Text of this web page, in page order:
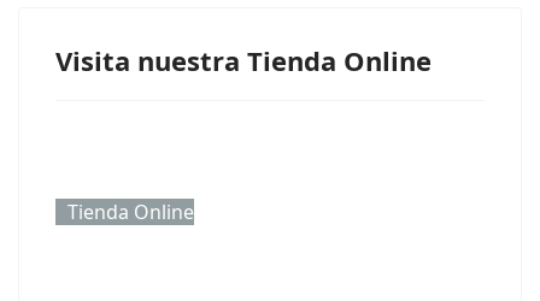
Visita nuestra Tienda Online
Tienda Online